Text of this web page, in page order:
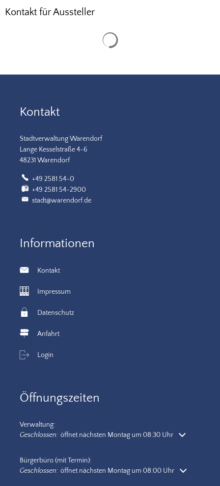
Kontakt für Aussteller
Kontakt
Stadtverwaltung Warendorf
Lange Kesselstraße 4-6
48231 Warendorf
+49 2581 54-0
+49 2581 54-2900
stadt@warendorf.de
Informationen
Kontakt
Impressum
Datenschutz
Anfahrt
Login
Öffnungszeiten
Verwaltung:
Klicken, um weitere Öffnungs- oder Schließzeiten auszublenden
Geschlossen: öffnet nächsten Montag um 08:30 Uhr
Bürgerbüro (mit Termin):
Klicken, um weitere Öffnungs- oder Schließzeiten auszublenden
Geschlossen: öffnet nächsten Montag um 08:00 Uhr